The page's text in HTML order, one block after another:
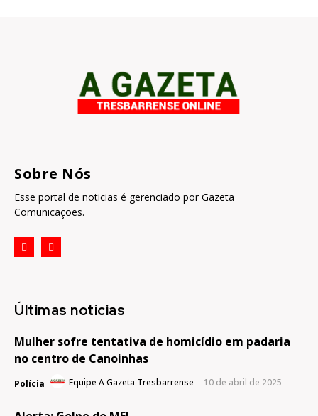
Sobre Nós
Esse portal de noticias é gerenciado por Gazeta
Comunicações.
Últimas notícias
Mulher sofre tentativa de homicídio em padaria
no centro de Canoinhas
Polícia Equipe A Gazeta Tresbarrense - 10 de abril de 2025